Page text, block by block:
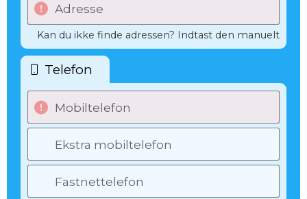
Adresse
Kan du ikke finde adressen? Indtast den manuelt
Telefon
Mobiltelefon
Ekstra mobiltelefon
Fastnettelefon